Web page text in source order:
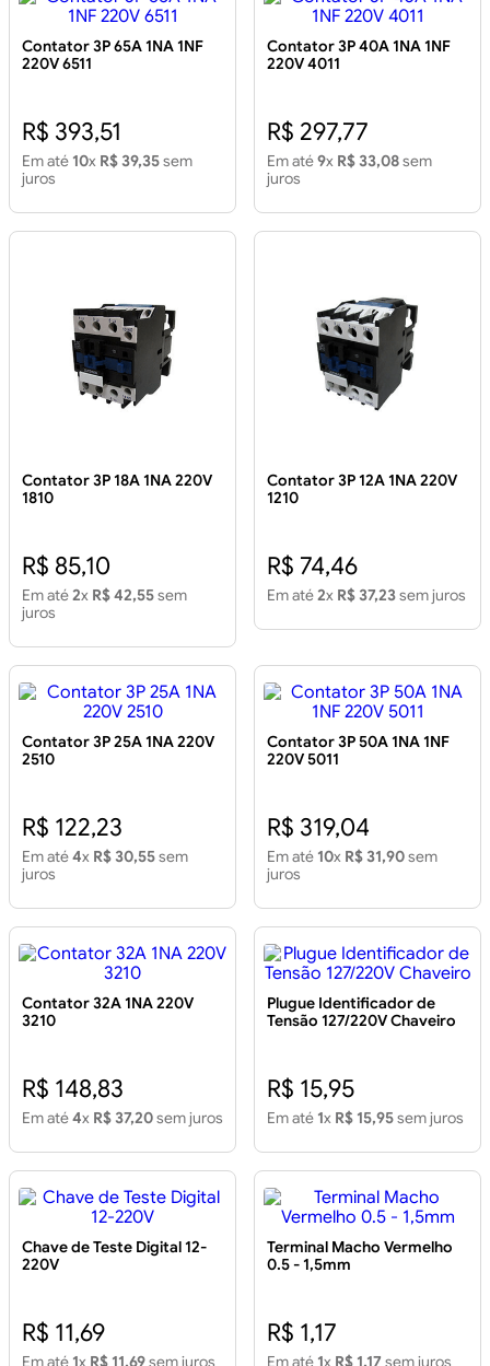
Contator 3P 65A 1NA 1NF
220V 6511
R$ 393,51
Em até 10x R$ 39,35sem
juros
Contator 3P 40A 1NA 1NF
220V 4011
R$ 297,77
Em até9x R$ 33,08sem
juros
Contator 3P 18A 1NA 220V
1810
R$ 85,10
Em até2x R$ 42,55sem
juros
Contator 3P 12A 1NA 220V
1210
R$ 74,46
Em até2x R$ 37,23sem juros
Contator 3P 25A 1NA 220V
2510
R$ 122,23
Em até4x R$ 30,55sem
juros
Contator 3P 50A 1NA 1NF
220V 5011
R$ 319,04
Em até 10x R$ 31,90sem
juros
Contator 32A 1NA 220V
3210
R$ 148,83
Em até4x R$ 37,20sem juros
Plugue Identificador de
Tensão 127/220V Chaveiro
R$ 15,95
Em até 1x R$ 15,95sem juros
Chave de Teste Digital 12-
220V
R$ 11,69
Terminal Macho Vermelho
0.5 - 1,5mm
R$ 1,17